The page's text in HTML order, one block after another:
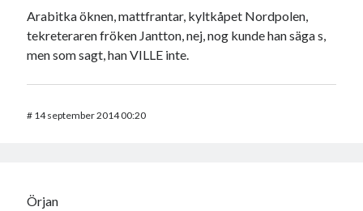
Arabitka öknen, mattfrantar, kyltkåpet Nordpolen,
tekreteraren fröken Jantton, nej, nog kunde han säga s,
men som sagt, han VILLE inte.
# 14 september 2014 00:20
Örjan